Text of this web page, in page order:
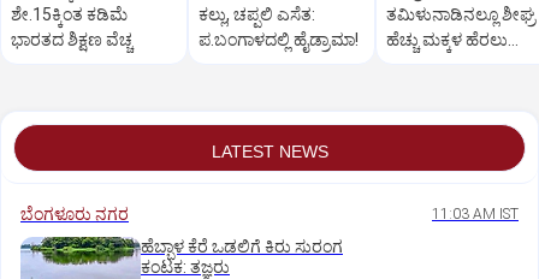
ಶೇ.15ಕ್ಕಿಂತ ಕಡಿಮೆ
ಭಾರತದ ಶಿಕ್ಷಣ ವೆಚ್ಚ
ಕಲ್ಲು, ಚಪ್ಪಲಿ ಎಸೆತ:
ಪ.ಬಂಗಾಳದಲ್ಲಿ ಹೈಡ್ರಾಮಾ!
ತಮಿಳುನಾಡಿನಲ್ಲೂ ಶೀಘ್ರ
ಹೆಚ್ಚು ಮಕ್ಕಳ ಹೆರಲು
LATEST NEWS
ಬೆಂಗಳೂರು ನಗರ 11:03 AM IST
ಹೆಬ್ಬಾಳ ಕೆರೆ ಒಡಲಿಗೆ ಕಿರು ಸುರಂಗ
ಕಂಟಕ: ತಜ್ಞರು